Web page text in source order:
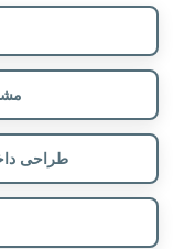
طراحی